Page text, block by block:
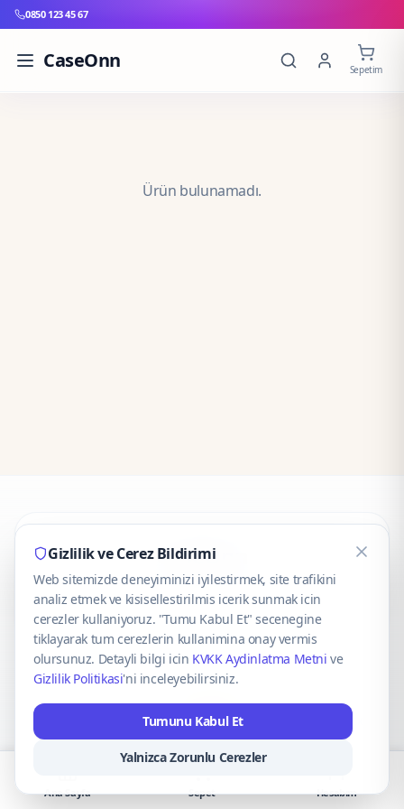
0850 123 45 67
CaseOnn Sepetim
Ürün bulunamadı.
CaseOnn
© 2025 CaseOnn. Tüm hakları saklıdır.
VISA Mastercard
Gizlilik ve Cerez Bildirimi
Web sitemizde deneyiminizi iyilestirmek, site trafikini
analiz etmek ve kisisellestirilmis icerik sunmak icin
cerezler kullaniyoruz. "Tumu Kabul Et" secenegine
tiklayarak tum cerezlerin kullanimina onay vermis
olursunuz. Detayli bilgi icin KVKK Aydinlatma Metni ve
Gizlilik Politikasi'ni inceleyebilirsiniz.
Tumunu Kabul Et
Yalnizca Zorunlu Cerezler
Ana Sayfa Sepet Hesabım